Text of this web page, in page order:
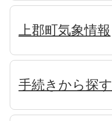
上郡町気象情報
手続きから探す